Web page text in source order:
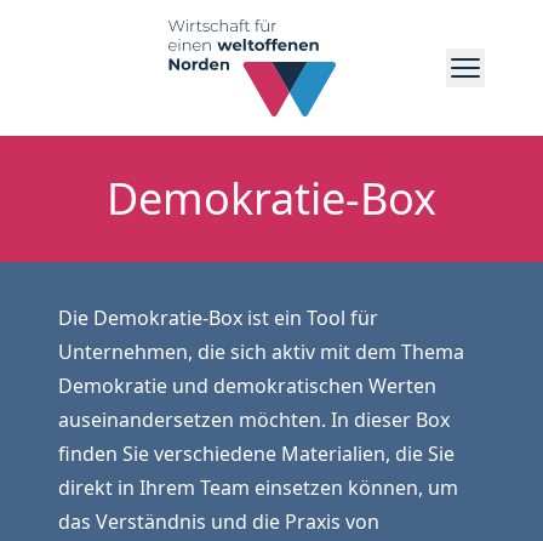
Menü
INFORMATIONSSAMMLUNG
PRESSE
VERANSTALTUNGEN
VEREIN Menü umschalten
VORSTAND
VEREINSSATZUNG
DOWNLOADS
KONTAKT
Demokratie-Box
Die Demokratie-Box ist ein Tool für
Unternehmen, die sich aktiv mit dem Thema
Demokratie und demokratischen Werten
auseinandersetzen möchten. In dieser Box
finden Sie verschiedene Materialien, die Sie
direkt in Ihrem Team einsetzen können, um
das Verständnis und die Praxis von